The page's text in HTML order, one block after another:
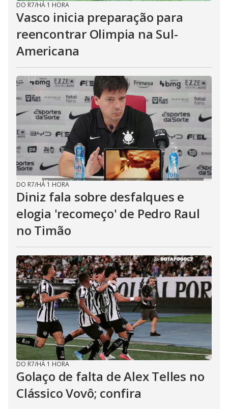
DO R7/HÁ 1 HORA
Vasco inicia preparação para
reencontrar Olimpia na Sul-
Americana
DO R7/HÁ 1 HORA
Diniz fala sobre desfalques e
elogia 'recomeço' de Pedro Raul
no Timão
DO R7/HÁ 1 HORA
Golaço de falta de Alex Telles no
Clássico Vovô; confira